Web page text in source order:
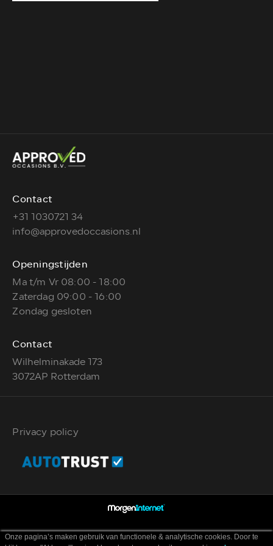
Contact
+31 1030721 34
info@approvedoccasions.nl
Openingstijden
Ma t/m Vr 08:00 - 18:00
Zaterdag 09:00 - 16:00
Zondag gesloten
Contact
Wilhelminakade 173
3072AP Rotterdam
Privacy policy
Onze pagina’s maken gebruik van functionele & analytische cookies. Door te